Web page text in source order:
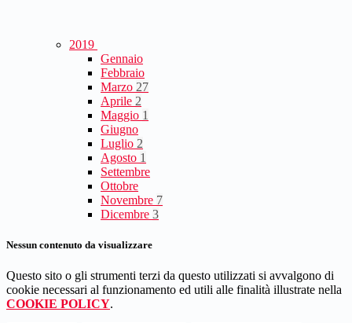
2019
Gennaio
Febbraio
Marzo 27
Aprile 2
Maggio 1
Giugno
Luglio 2
Agosto 1
Settembre
Ottobre
Novembre 7
Dicembre 3
Nessun contenuto da visualizzare
Questo sito o gli strumenti terzi da questo utilizzati si avvalgono di
cookie necessari al funzionamento ed utili alle finalità illustrate nella
COOKIE POLICY.